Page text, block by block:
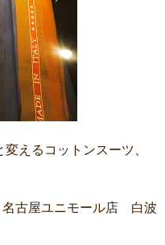
えるコットンスーツ、
古屋ユニモール店 白波